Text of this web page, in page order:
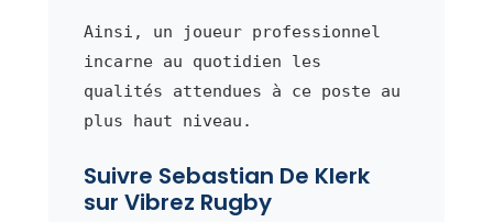
Ainsi, un joueur professionnel
incarne au quotidien les
qualités attendues à ce poste au
plus haut niveau.
Suivre Sebastian De Klerk
sur Vibrez Rugby